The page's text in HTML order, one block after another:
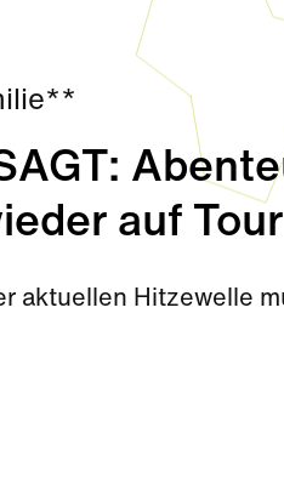
auf Tour
aktuellen Hitzewelle